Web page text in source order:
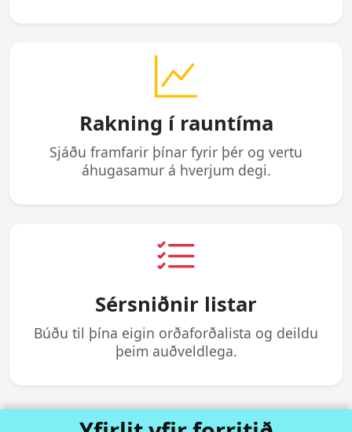
Rakning í rauntíma
Sjáðu framfarir þínar fyrir þér og vertu
áhugasamur á hverjum degi.
Sérsniðnir listar
Búðu til þína eigin orðaforðalista og deildu
þeim auðveldlega.